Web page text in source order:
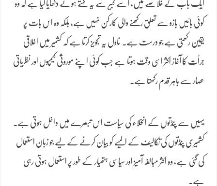
ایک باب کے خلاصے میں، اسے کبیر سے یہ کہتے ہوئے دکھایا گیا ہے کہ وہ
کوئی بائیں بازو سے تعلق رکھنے والی کارکن نہیں ہے، بلکہ وہ اس بات پر
یقین رکھتی ہے جو درست ہے۔ ناول یہ تجویز کرتا ہے کہ کشمیر میں اخلاقی
جرأت کا آغاز اکثر اسی وقت ہوتا ہے جب کوئی اپنے موروثی کیمپوں اور نظریاتی
حصار سے باہر قدم رکھتا ہے۔
یہیں سے پنڈتوں کے انخلاء کی سیاست اس تبصرے میں داخل ہوتی ہے۔
کشمیری پنڈتوں کی تکالیف کے المیے کو بیان کرنے کے لیے جو زبان استعمال
کی گئی ہے، وہ اکثر مبالغہ آمیز اور سیاسی ہتھیار کے طور پر استعمال ہوتی رہی
ہے۔